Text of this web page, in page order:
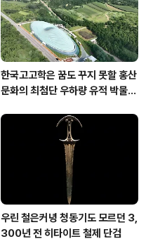
한국고고학은 꿈도 꾸지 못할 홍산
문화의 최첨단 우하량 유적 박물관
우린 철은커녕 청동기도 모르던 3,
300년 전 히타이트 철제 단검